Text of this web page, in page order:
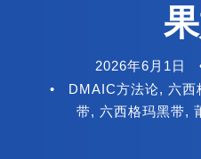
2026年6月1日
•
DMAIC方法论, 六西
带, 六西格玛黑带,